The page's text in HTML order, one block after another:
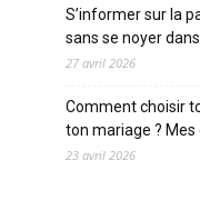
S’informer sur la
sans se noyer
27 avril 2026
Comment choisir
ton mariage ? Mes
23 avril 2026